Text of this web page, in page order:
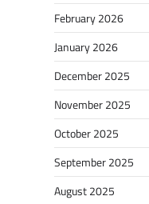
February 2026
January 2026
December 2025
November 2025
October 2025
September 2025
August 2025